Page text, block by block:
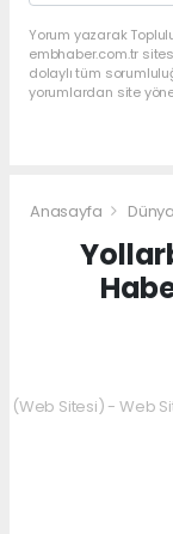
Yorum yazarak
embhaber.com.tr
dolaylı tüm
yorumlardan site
Anasayfa Dünya
(Web Sitesi) - Web